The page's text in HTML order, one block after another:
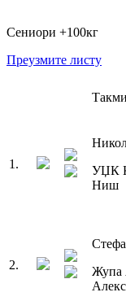
Сениори +100кг
Преузмите листу
1 .
УЏК
Ниш
2.
Жупа